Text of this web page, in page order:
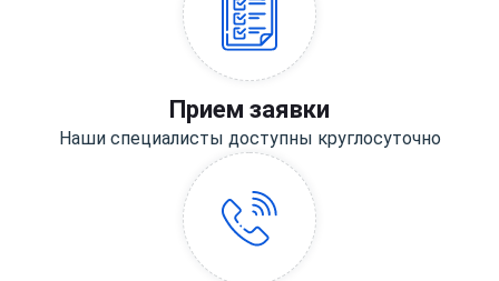
Прием заявки
Наши специалисты доступны круглосуточно